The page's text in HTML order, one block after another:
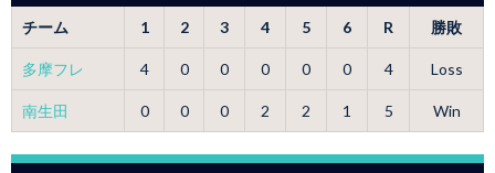
チーム 1 2 3 4 5 6 R 勝敗
多摩フレ 4 0 0 0 0 0 4 Loss
南生田 0 0 0 2 2 1 5 Win